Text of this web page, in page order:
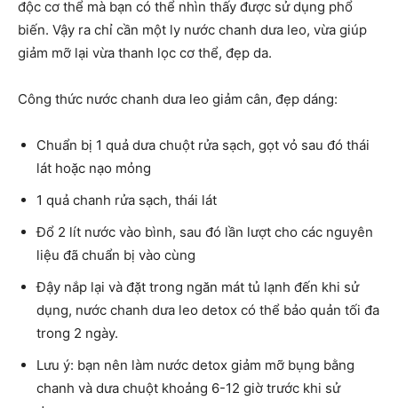
độc cơ thể mà bạn có thể nhìn thấy được sử dụng phổ
biến. Vậy ra chỉ cần một ly nước chanh dưa leo, vừa giúp
giảm mỡ lại vừa thanh lọc cơ thể, đẹp da.
Công thức nước chanh dưa leo giảm cân, đẹp dáng:
Chuẩn bị 1 quả dưa chuột rửa sạch, gọt vỏ sau đó thái
lát hoặc nạo mỏng
1 quả chanh rửa sạch, thái lát
Đổ 2 lít nước vào bình, sau đó lần lượt cho các nguyên
liệu đã chuẩn bị vào cùng
Đậy nắp lại và đặt trong ngăn mát tủ lạnh đến khi sử
dụng, nước chanh dưa leo detox có thể bảo quản tối đa
trong 2 ngày.
Lưu ý: bạn nên làm nước detox giảm mỡ bụng bằng
chanh và dưa chuột khoảng 6-12 giờ trước khi sử